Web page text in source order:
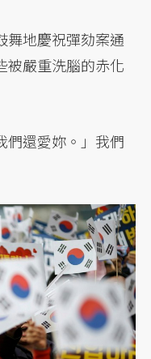
舞地慶祝彈劾案通
被嚴重洗腦的赤化
們還愛妳。」我們